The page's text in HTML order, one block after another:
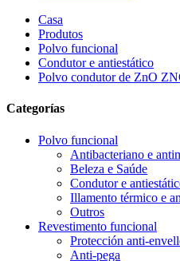
Casa
Produtos
Polvo funcional
Condutor e antiestático
Polvo condutor de ZnO
Categorías
Polvo funcional
Antibacteriano e
Beleza e Saúde
Condutor e
Illamento térmico e
Outros
Revestimento funcional
Protección anti-
Anti-pega